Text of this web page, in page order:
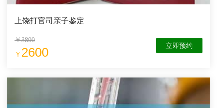
上饶打官司亲子鉴定
￥3800
￥ 2600 立即预约